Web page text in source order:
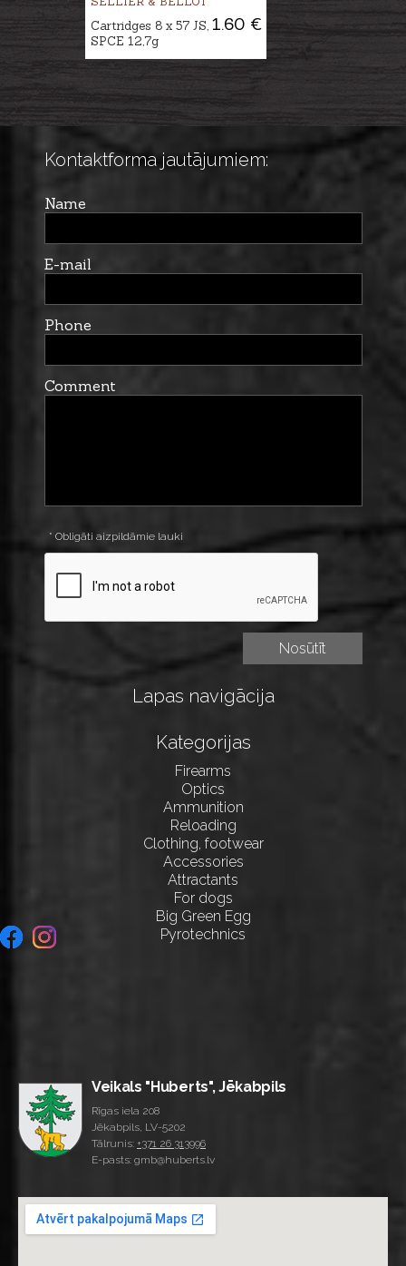
1.60 €
Cartridges 8 x 57 JS,
SPCE 12,7g
Kontaktforma jautājumiem:
Name
E-mail
Phone
Comment
* Obligāti aizpildāmie lauki
Lapas navigācija
Kategorijas
Firearms
Optics
Ammunition
Reloading
Clothing, footwear
Accessories
Attractants
For dogs
Big Green Egg
Pyrotechnics
Veikals "Huberts", Jēkabpils
Rīgas iela 208
Jēkabpils, LV-5202
Tālrunis: +371 26 313996
E-pasts: gmb@huberts.lv